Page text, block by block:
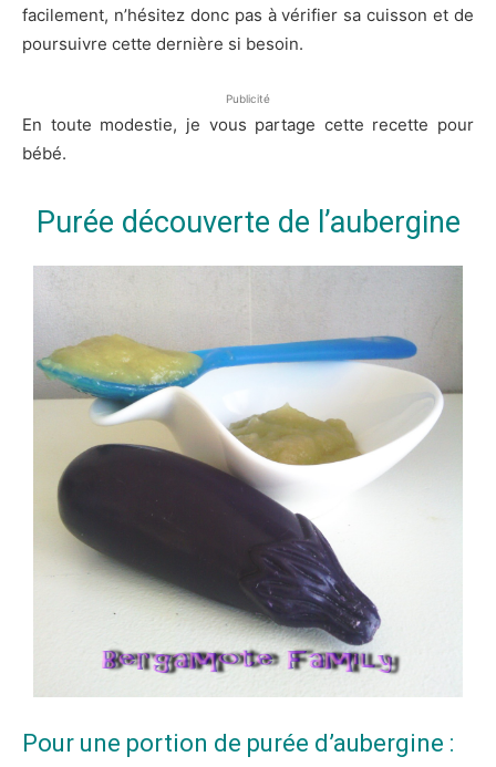
facilement, n’hésitez donc pas à vérifier sa cuisson et de
poursuivre cette dernière si besoin.
Publicité
En toute modestie, je vous partage cette recette pour
bébé.
Purée découverte de l’aubergine
Pour une portion de purée d’aubergine :